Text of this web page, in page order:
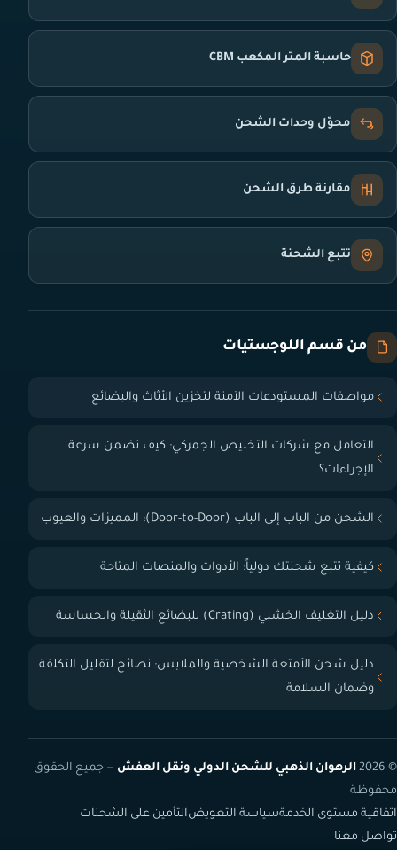
حاسبة المتر المكعب CBM
محوّل وحدات الشحن
مقارنة طرق الشحن
تتبع الشحنة
من قسم اللوجستيات
مواصفات المستودعات الآمنة لتخزين الأثاث والبضائع
التعامل مع شركات التخليص الجمركي: كيف تضمن سرعة
الإجراءات؟
الشحن من الباب إلى الباب (Door-to-Door): المميزات والعيوب
كيفية تتبع شحنتك دولياً: الأدوات والمنصات المتاحة
دليل التغليف الخشبي (Crating) للبضائع الثقيلة والحساسة
دليل شحن الأمتعة الشخصية والملابس: نصائح لتقليل التكلفة
وضمان السلامة
© 2026 الرهوان الذهبي للشحن الدولي ونقل العفش — جميع الحقوق
محفوظة
اتفاقية مستوى الخدمةسياسة التعويضالتأمين على الشحنات
تواصل معنا